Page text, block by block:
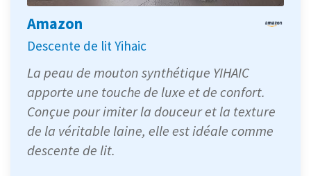
Amazon
Descente de lit Yihaic
La peau de mouton synthétique YIHAIC
apporte une touche de luxe et de confort.
Conçue pour imiter la douceur et la texture
de la véritable laine, elle est idéale comme
descente de lit.